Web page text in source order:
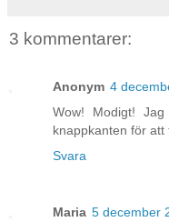
3 kommentarer:
Anonym 4
Wow! Modigt!
knappkanten för
Svara
Maria 5 december